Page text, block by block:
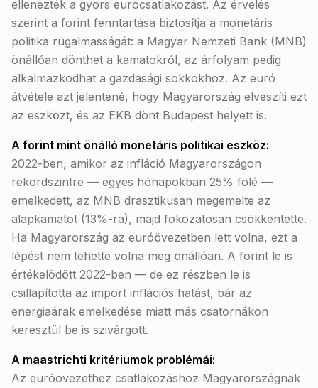
ellenezték a gyors eurocsatlakozást. Az érvelés
szerint a forint fenntartása biztosítja a monetáris
politika rugalmasságát: a Magyar Nemzeti Bank (MNB)
önállóan dönthet a kamatokról, az árfolyam pedig
alkalmazkodhat a gazdasági sokkokhoz. Az euró
átvétele azt jelentené, hogy Magyarország elveszíti ezt
az eszközt, és az EKB dönt Budapest helyett is.
A forint mint önálló monetáris politikai eszköz:
2022-ben, amikor az infláció Magyarországon
rekordszintre — egyes hónapokban 25% fölé —
emelkedett, az MNB drasztikusan megemelte az
alapkamatot (13%-ra), majd fokozatosan csökkentette.
Ha Magyarország az euróövezetben lett volna, ezt a
lépést nem tehette volna meg önállóan. A forint le is
értékelődött 2022-ben — de ez részben le is
csillapította az import inflációs hatást, bár az
energiaárak emelkedése miatt más csatornákon
keresztül be is szivárgott.
A maastrichti kritériumok problémái:
Az euróövezethez csatlakozáshoz Magyarországnak